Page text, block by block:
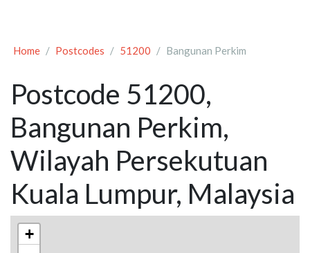
Home Postcodes 51200 Bangunan Perkim
Postcode 51200,
Bangunan Perkim,
Wilayah Persekutuan
Kuala Lumpur, Malaysia
+